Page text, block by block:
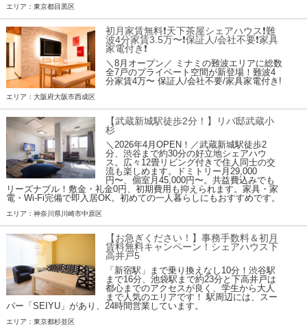
エリア：東京都目黒区
初月家賃無料❗️天下茶屋シェアハウス❗️難
波4分家賃3.5万〜❗️保証人/会社不要❗️家具
家電付き❗
＼8月オープン／ ミナミの難波エリアに総数
全7戸のプライベート空間が新登場！難波4
分家賃4万〜 保証人/会社不要/家具家電付き!
エリア：大阪府大阪市西成区
【武蔵新城駅徒歩2分！】リバ邸武蔵小
杉
＼2026年4月OPEN！／武蔵新城駅徒歩2
分、渋谷まで約30分の好立地シェアハウ
ス。広々12畳リビング付きで住人同士の交
流も楽しめます。ドミトリー月29,000
円〜、個室月45,000円〜。共益費込みでも
リーズナブル！敷金・礼金0円、初期費用も抑えられます。家具・家
電・Wi-Fi完備で即入居OK。初めての一人暮らしにもおすすめです。
エリア：神奈川県川崎市中原区
【お急ぎください！】事務手数料＆初月
賃料無料キャンペーン！シェアハウス下
高井戸5
「新宿駅」まで乗り換えなし10分！渋谷駅
まで16分、池袋駅まで約23分と下高井戸は
都心までのアクセスが良く、学生から大人
まで人気のエリアです！ 駅周辺には、スー
パー「SEIYU」があり、24時間営業しています。
エリア：東京都杉並区